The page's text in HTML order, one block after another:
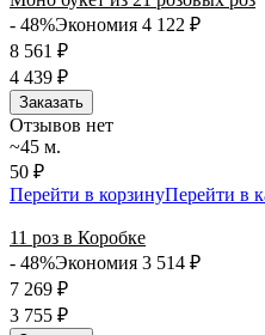
- 48%Экономия 4 122 ₽
8 561 ₽
4 439 ₽
Заказать
Отзывов нет
~45 м.
50 ₽
Перейти в корзинуПерейти в
11 роз в Коробке
- 48%Экономия 3 514 ₽
7 269 ₽
3 755 ₽